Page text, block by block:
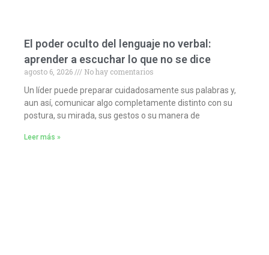
El poder oculto del lenguaje no verbal:
aprender a escuchar lo que no se dice
agosto 6, 2026
No hay comentarios
Un líder puede preparar cuidadosamente sus palabras y,
aun así, comunicar algo completamente distinto con su
postura, su mirada, sus gestos o su manera de
Leer más »